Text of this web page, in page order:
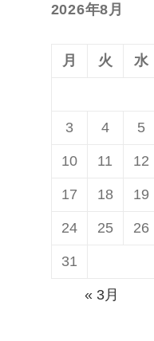
2026年8月
月 火 水
3 4 5
10 11 12
17 18 19
24 25 26
31
« 3月